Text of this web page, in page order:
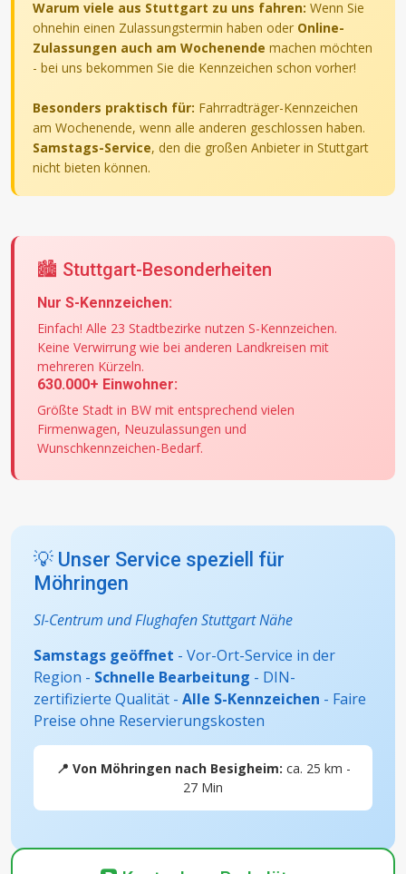
Warum viele aus Stuttgart zu uns fahren: Wenn Sie
ohnehin einen Zulassungstermin haben oder Online-
Zulassungen auch am Wochenende machen möchten
- bei uns bekommen Sie die Kennzeichen schon vorher!
Besonders praktisch für: Fahrradträger-Kennzeichen
am Wochenende, wenn alle anderen geschlossen haben.
Samstags-Service, den die großen Anbieter in Stuttgart
nicht bieten können.
🏙️ Stuttgart-Besonderheiten
Nur S-Kennzeichen:
Einfach! Alle 23 Stadtbezirke nutzen S-Kennzeichen.
Keine Verwirrung wie bei anderen Landkreisen mit
mehreren Kürzeln.
630.000+ Einwohner:
Größte Stadt in BW mit entsprechend vielen
Firmenwagen, Neuzulassungen und
Wunschkennzeichen-Bedarf.
💡 Unser Service speziell für
Möhringen
SI-Centrum und Flughafen Stuttgart Nähe
Samstags geöffnet - Vor-Ort-Service in der
Region - Schnelle Bearbeitung - DIN-
zertifizierte Qualität - Alle S-Kennzeichen - Faire
Preise ohne Reservierungskosten
📍 Von Möhringen nach Besigheim: ca. 25 km -
27 Min